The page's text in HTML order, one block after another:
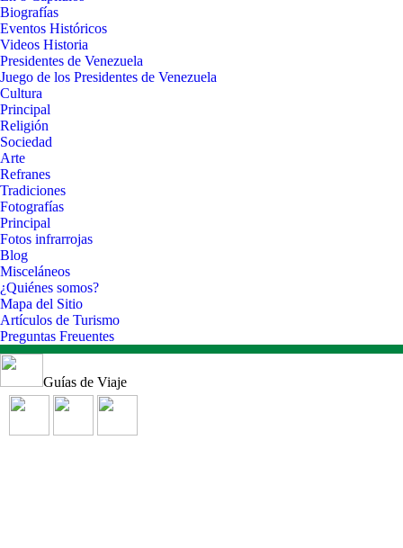
Biografías
Eventos Históricos
Videos Historia
Presidentes de Venezuela
Juego de los Presidentes de Venezuela
Cultura
Principal
Religión
Sociedad
Arte
Refranes
Tradiciones
Fotografías
Principal
Fotos infrarrojas
Blog
Misceláneos
¿Quiénes somos?
Mapa del Sitio
Artículos de Turismo
Preguntas Freuentes
Guías de Viaje